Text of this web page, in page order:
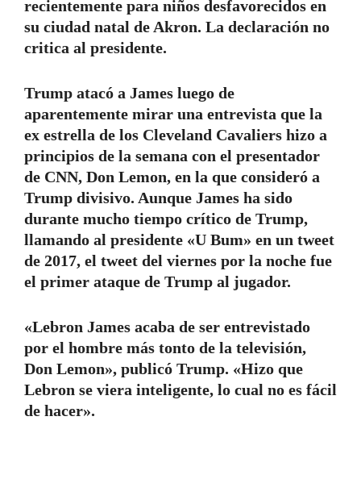
recientemente para niños desfavorecidos en
su ciudad natal de Akron. La declaración no
critica al presidente.
Trump atacó a James luego de
aparentemente mirar una entrevista que la
ex estrella de los Cleveland Cavaliers hizo a
principios de la semana con el presentador
de CNN, Don Lemon, en la que consideró a
Trump divisivo. Aunque James ha sido
durante mucho tiempo crítico de Trump,
llamando al presidente «U Bum» en un tweet
de 2017, el tweet del viernes por la noche fue
el primer ataque de Trump al jugador.
«Lebron James acaba de ser entrevistado
por el hombre más tonto de la televisión,
Don Lemon», publicó Trump. «Hizo que
Lebron se viera inteligente, lo cual no es fácil
de hacer».